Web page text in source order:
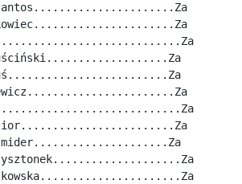
Jantos......................Za
Kosior........................Za